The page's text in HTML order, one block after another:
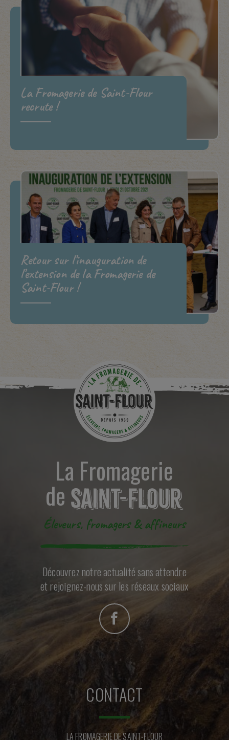
La Fromagerie de Saint-Flour
recrute !
Retour sur l’inauguration de
l’extension de la Fromagerie de
Saint-Flour !
La Fromagerie
de
Éleveurs, fromagers & affineurs
Découvrez notre actualité sans attendre
et rejoignez-nous sur les réseaux sociaux
CONTACT
LA FROMAGERIE DE SAINT-FLOUR